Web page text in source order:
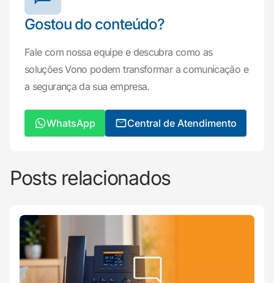
Gostou do conteúdo?
Fale com nossa equipe e descubra como as
soluções Vono podem transformar a comunicação e
a segurança da sua empresa.
WhatsApp Central de Atendimento
Posts relacionados